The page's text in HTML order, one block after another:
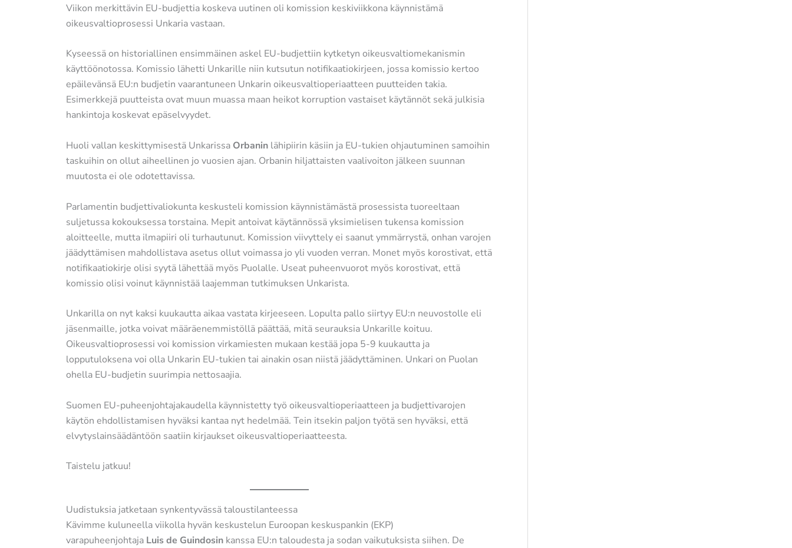
Viikon merkittävin EU-budjettia koskeva uutinen oli komission keskiviikkona käynnistämä
oikeusvaltioprosessi Unkaria vastaan.
Kyseessä on historiallinen ensimmäinen askel EU-budjettiin kytketyn oikeusvaltiomekanismin
käyttöönotossa. Komissio lähetti Unkarille niin kutsutun notifikaatiokirjeen, jossa komissio kertoo
epäilevänsä EU:n budjetin vaarantuneen Unkarin oikeusvaltioperiaatteen puutteiden takia.
Esimerkkejä puutteista ovat muun muassa maan heikot korruption vastaiset käytännöt sekä julkisia
hankintoja koskevat epäselvyydet.
Huoli vallan keskittymisestä Unkarissa Orbanin lähipiirin käsiin ja EU-tukien ohjautuminen samoihin
taskuihin on ollut aiheellinen jo vuosien ajan. Orbanin hiljattaisten vaalivoiton jälkeen suunnan
muutosta ei ole odotettavissa.
Parlamentin budjettivaliokunta keskusteli komission käynnistämästä prosessista tuoreeltaan
suljetussa kokouksessa torstaina. Mepit antoivat käytännössä yksimielisen tukensa komission
aloitteelle, mutta ilmapiiri oli turhautunut. Komission viivyttely ei saanut ymmärrystä, onhan varojen
jäädyttämisen mahdollistava asetus ollut voimassa jo yli vuoden verran. Monet myös korostivat, että
notifikaatiokirje olisi syytä lähettää myös Puolalle. Useat puheenvuorot myös korostivat, että
komissio olisi voinut käynnistää laajemman tutkimuksen Unkarista.
Unkarilla on nyt kaksi kuukautta aikaa vastata kirjeeseen. Lopulta pallo siirtyy EU:n neuvostolle eli
jäsenmaille, jotka voivat määräenemmistöllä päättää, mitä seurauksia Unkarille koituu.
Oikeusvaltioprosessi voi komission virkamiesten mukaan kestää jopa 5-9 kuukautta ja
lopputuloksena voi olla Unkarin EU-tukien tai ainakin osan niistä jäädyttäminen. Unkari on Puolan
ohella EU-budjetin suurimpia nettosaajia.
Suomen EU-puheenjohtajakaudella käynnistetty työ oikeusvaltioperiaatteen ja budjettivarojen
käytön ehdollistamisen hyväksi kantaa nyt hedelmää. Tein itsekin paljon työtä sen hyväksi, että
elvytyslainsäädäntöön saatiin kirjaukset oikeusvaltioperiaatteesta.
Taistelu jatkuu!
Uudistuksia jatketaan synkentyvässä taloustilanteessa
Kävimme kuluneella viikolla hyvän keskustelun Euroopan keskuspankin (EKP)
varapuheenjohtaja Luis de Guindosin kanssa EU:n taloudesta ja sodan vaikutuksista siihen. De